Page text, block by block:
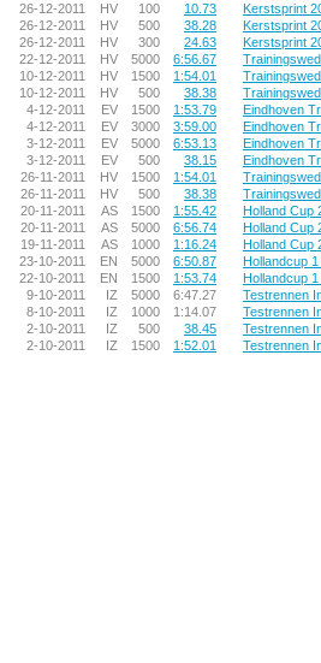
26-12-2011
HV 100 10.73
Kerstsprint
26-12-2011
HV 500 38.28
Kerstsprint
26-12-2011
HV 300 24.63
Kerstsprint
22-12-2011
HV 5000 6:56.67
10-12-2011
HV 1500 1:54.01
10-12-2011
HV 500 38.38
4-12-2011
EV 1500 1:53.79
Eindhoven
4-12-2011
EV 3000 3:59.00
Eindhoven
3-12-2011
EV 5000 6:53.13
Eindhoven
3-12-2011
EV 500 38.15
Eindhoven
26-11-2011
HV 1500 1:54.01
26-11-2011
HV 500 38.38
20-11-2011
AS 1500 1:55.42
Holland Cup
20-11-2011
AS 5000 6:56.74
Holland Cup
19-11-2011
AS 1000 1:16.24
Holland Cup
23-10-2011
EN 5000 6:50.87
Hollandcup
22-10-2011
EN 1500 1:53.74
Hollandcup
9-10-2011
IZ 5000 6:47.27
Testrennen
8-10-2011
IZ 1000 1:14.07
Testrennen
2-10-2011
IZ 500 38.45
Testrennen
2-10-2011
IZ 1500 1:52.01 Testrennen